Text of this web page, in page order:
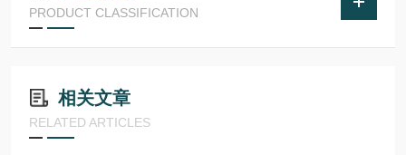
PRODUCT CLASSIFICATION
相关文章
RELATED ARTICLES